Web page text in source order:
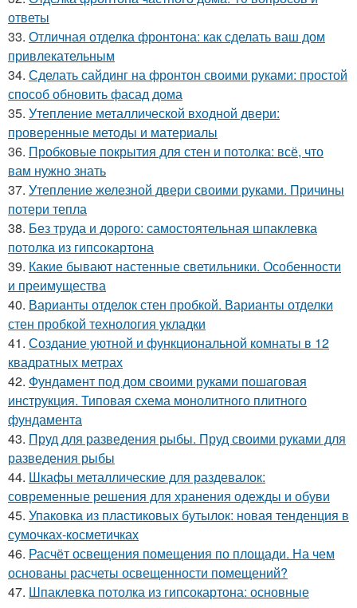
ответы
33. Отличная отделка фронтона: как сделать ваш дом
привлекательным
34. Сделать сайдинг на фронтон своими руками: простой
способ обновить фасад дома
35. Утепление металлической входной двери:
проверенные методы и материалы
36. Пробковые покрытия для стен и потолка: всё, что
вам нужно знать
37. Утепление железной двери своими руками. Причины
потери тепла
38. Без труда и дорого: самостоятельная шпаклевка
потолка из гипсокартона
39. Какие бывают настенные светильники. Особенности
и преимущества
40. Варианты отделок стен пробкой. Варианты отделки
стен пробкой технология укладки
41. Создание уютной и функциональной комнаты в 12
квадратных метрах
42. Фундамент под дом своими руками пошаговая
инструкция. Типовая схема монолитного плитного
фундамента
43. Пруд для разведения рыбы. Пруд своими руками для
разведения рыбы
44. Шкафы металлические для раздевалок:
современные решения для хранения одежды и обуви
45. Упаковка из пластиковых бутылок: новая тенденция в
сумочках-косметичках
46. Расчёт освещения помещения по площади. На чем
основаны расчеты освещенности помещений?
47. Шпаклевка потолка из гипсокартона: основные